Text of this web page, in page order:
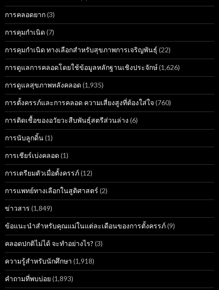
การคลอดยาก(3)
การคุมกำเนิด (7)
การคุมกำเนิด ทางเลือกสำหรับสุขภาพการเจริญพันธุ์ (22)
การดูแลการคลอดโดยใช้ข้อมูลหลักฐานเชิงประจักษ์(1,626)
การดูแลสุขภาพหลังคลอด (1,935)
การตั้งครรภ์และการคลอด ความเสี่ยงสูงที่ต้องใส่ใจ (760)
การติดเชื้อของอวัยวะสืบพันธุ์สตรีส่วนล่าง (6)
การนับลูกดิ้น(1)
การเชียร์เบ่งคลอด (1)
การเตรียมตัวเมื่อตั้งครรภ์(12)
การแพทย์ทางเลือกในสูติศาสตร์ (2)
ข่าวสาร (1,849)
ข้อแนะนำสำหรับคุณแม่ในแต่ละเดือนของการตั้งครรภ์(9)
คลอดปกติไม่ได้ จะทำอย่างไร? (3)
ความรู้สำหรับนักศึกษา (1,918)
คำถามที่พบบ่อย (1,893)